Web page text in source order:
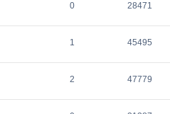
0 28471
1 45495
2 47779